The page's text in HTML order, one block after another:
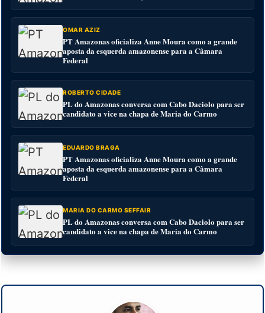
OMAR AZIZ
PT Amazonas oficializa Anne Moura como a grande
aposta da esquerda amazonense para a Câmara
Federal
ROBERTO CIDADE
PL do Amazonas conversa com Cabo Daciolo para ser
candidato a vice na chapa de Maria do Carmo
EDUARDO BRAGA
PT Amazonas oficializa Anne Moura como a grande
aposta da esquerda amazonense para a Câmara
Federal
MARIA DO CARMO SEFFAIR
PL do Amazonas conversa com Cabo Daciolo para ser
candidato a vice na chapa de Maria do Carmo